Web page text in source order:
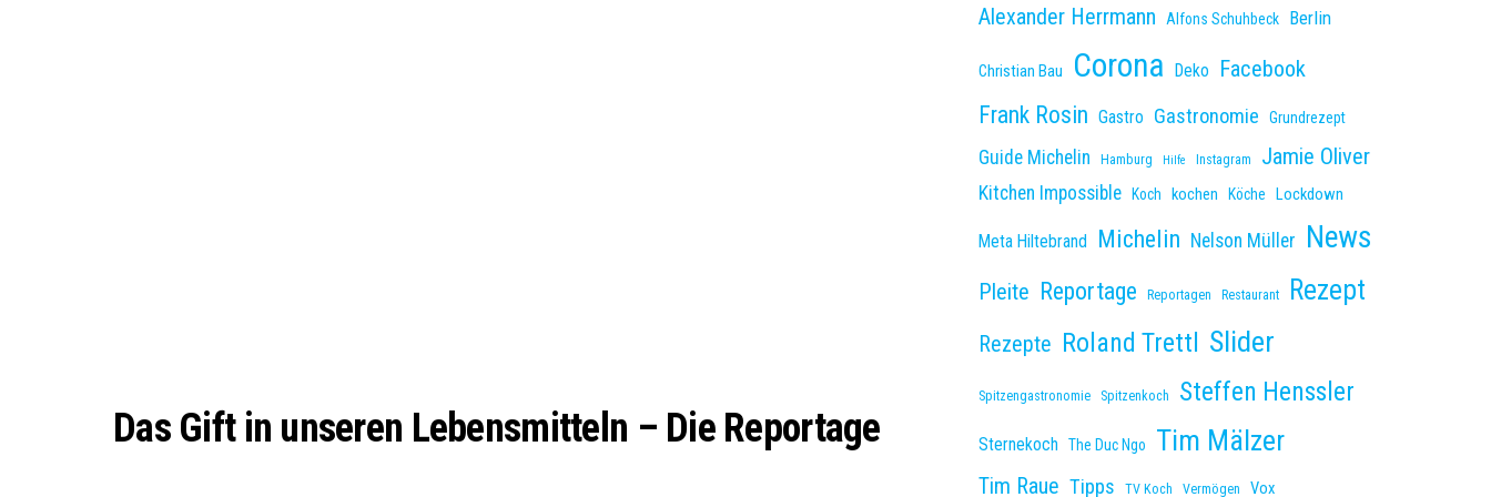
Das Gift in unseren Lebensmitteln – Die Reportage
Alexander Herrmann Alfons Schuhbeck Berlin
Christian Bau Corona Deko Facebook
Frank Rosin Gastro Gastronomie Grundrezept
Guide Michelin Hamburg Hilfe Instagram Jamie Oliver
Kitchen Impossible Koch kochen Köche Lockdown
Meta Hiltebrand Michelin Nelson Müller News
Pleite Reportage Reportagen Restaurant Rezept
Rezepte Roland Trettl Slider
Spitzengastronomie Spitzenkoch Steffen Henssler
Sternekoch The Duc Ngo Tim Mälzer
Tim Raue Tipps TV Koch Vermögen Vox